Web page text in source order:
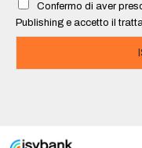
*
Confermo di aver
Publishing e accetto il